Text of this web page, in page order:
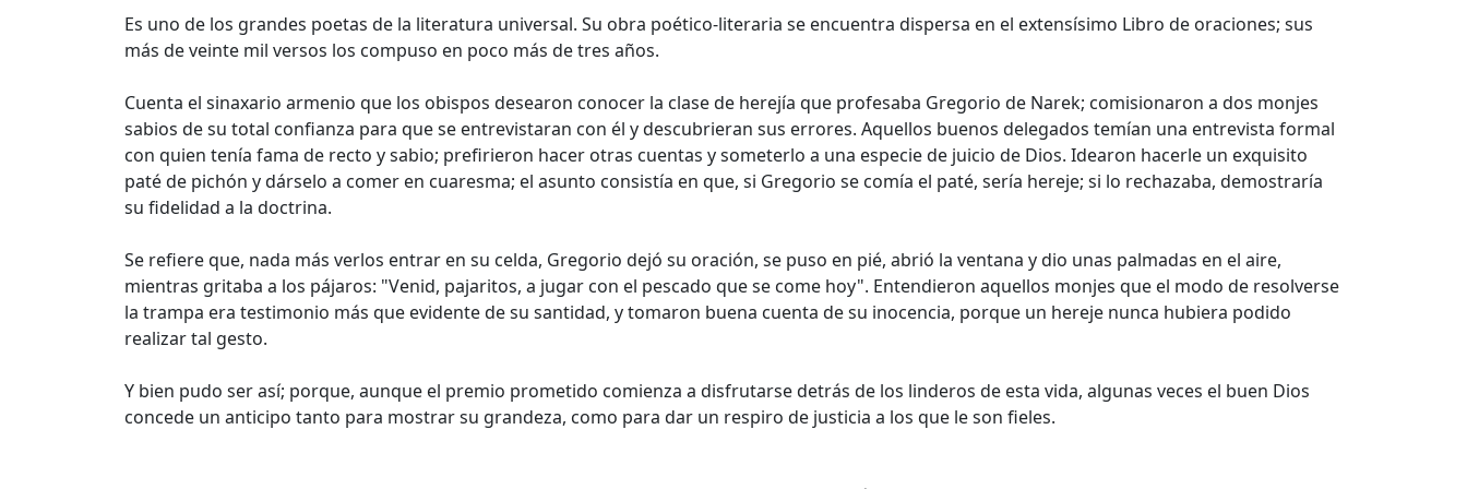
Es uno de los grandes poetas de la literatura universal. Su obra poético-literaria se encuentra dispersa en el extensísimo Libro de oraciones; sus
más de veinte mil versos los compuso en poco más de tres años.
Cuenta el sinaxario armenio que los obispos desearon conocer la clase de herejía que profesaba Gregorio de Narek; comisionaron a dos monjes
sabios de su total confianza para que se entrevistaran con él y descubrieran sus errores. Aquellos buenos delegados temían una entrevista formal
con quien tenía fama de recto y sabio; prefirieron hacer otras cuentas y someterlo a una especie de juicio de Dios. Idearon hacerle un exquisito
paté de pichón y dárselo a comer en cuaresma; el asunto consistía en que, si Gregorio se comía el paté, sería hereje; si lo rechazaba, demostraría
su fidelidad a la doctrina.
Se refiere que, nada más verlos entrar en su celda, Gregorio dejó su oración, se puso en pié, abrió la ventana y dio unas palmadas en el aire,
mientras gritaba a los pájaros: "Venid, pajaritos, a jugar con el pescado que se come hoy". Entendieron aquellos monjes que el modo de resolverse
la trampa era testimonio más que evidente de su santidad, y tomaron buena cuenta de su inocencia, porque un hereje nunca hubiera podido
realizar tal gesto.
Y bien pudo ser así; porque, aunque el premio prometido comienza a disfrutarse detrás de los linderos de esta vida, algunas veces el buen Dios
concede un anticipo tanto para mostrar su grandeza, como para dar un respiro de justicia a los que le son fieles.